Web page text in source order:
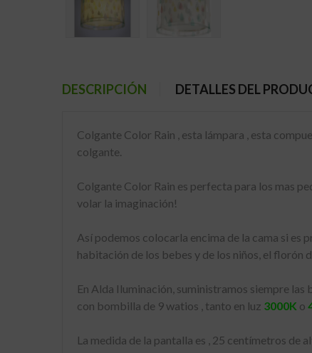
DESCRIPCIÓN DETALLES DEL
Colgante Color Rain , esta lámpara , esta
colgante.
Colgante Color Rain es perfecta para los mas
volar la imaginación!
Así podemos colocarla encima de la cama si es
habitación de los bebes y de los niños, el florón
En Alda Iluminación, suministramos siempre
con bombilla de 9 watios , tanto en luz 3000K o
La medida de la pantalla es , 25 centímetros de